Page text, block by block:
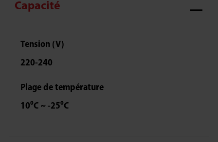
Capacité
Tension (V)
220-240
Plage de température
10⁰C ~ -25⁰C